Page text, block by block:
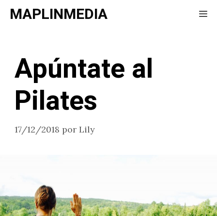
SaltarMAPLINMEDIA
Apúntate al
Pilates
17/12/2018 por Lily